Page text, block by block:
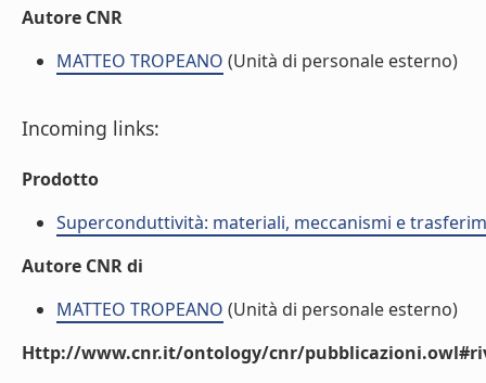
Autore CNR
MATTEO TROPEANO (Unità di personale esterno)
Incoming links:
Prodotto
Superconduttività: materiali, meccanismi e
Autore CNR di
MATTEO TROPEANO (Unità di personale esterno)
Http://www.cnr.it/ontology/cnr/